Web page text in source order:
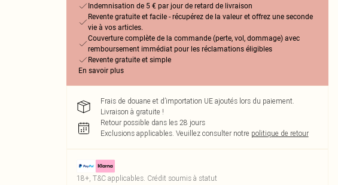
Indemnisation de 5 € par jour de retard de livraison
Revente gratuite et facile - récupérez de la valeur et offrez une seconde
vie à vos articles.
Couverture complète de la commande (perte, vol, dommage) avec
remboursement immédiat pour les réclamations éligibles
Revente gratuite et simple
En savoir plus
Frais de douane et d’importation UE ajoutés lors du paiement.
Livraison à gratuite !
Retour possible dans les 28 jours
Exclusions applicables. Veuillez consulter notre politique de retour
18+, T&C applicables. Crédit soumis à statut